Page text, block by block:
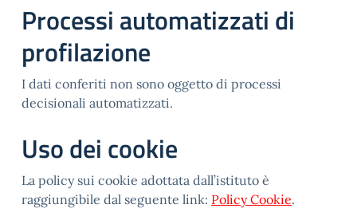
Processi automatizzati di
profilazione
I dati conferiti non sono oggetto di processi
decisionali automatizzati.
Uso dei cookie
La policy sui cookie adottata dall’istituto è
raggiungibile dal seguente link: Policy Cookie.